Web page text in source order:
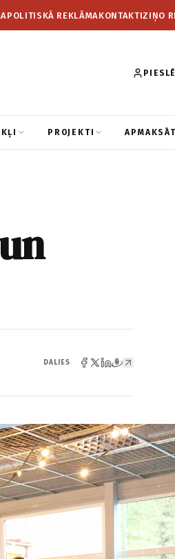
POLITISKĀ REKLĀMAKONTAKTIZIŅO
PROJEKTI
DALIES